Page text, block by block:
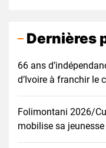
Dernières
66 ans
d’Ivoire à franchir le
Folimontani 2026/
mobilise sa